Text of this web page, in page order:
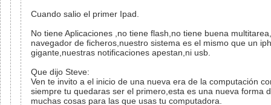
Cuando salio el primer Ipad.
No tiene Aplicaciones ,no tiene flash,no tiene buena
navegador de ficheros,nuestro sistema es el mismo que un
gigante,nuestras notificaciones apestan,ni usb.
Que dijo Steve:
Ven te invito a el inicio de una nueva era de la computación
siempre tu quedaras ser el primero,esta es una nueva forma
muchas cosas para las que usas tu computadora.